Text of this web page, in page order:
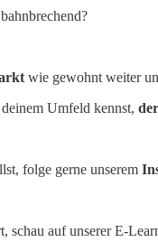
wie gewohnt weiter
Umfeld kennst,
folge gerne unserem
schau auf unserer E-